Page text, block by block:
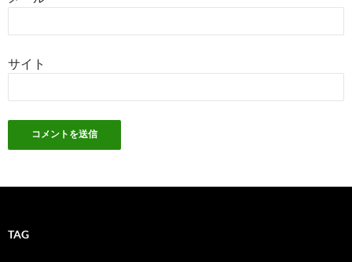
サイト
TAG